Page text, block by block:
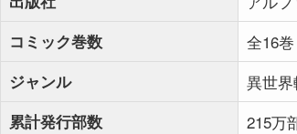
コミック巻数 全16巻
ジャンル 異世
累計発行部数 215万